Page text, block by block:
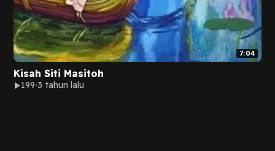
7:04
Kisah Siti Masitoh
199 3 tahun lalu